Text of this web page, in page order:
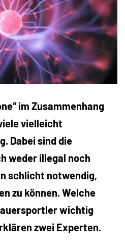
im Zusammenhang
vielleicht
Dabei sind die
weder illegal noch
schlicht notwendig,
zu können. Welche
wichtig
zwei Experten.